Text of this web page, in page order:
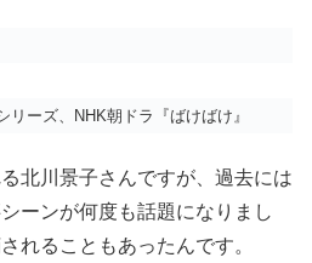
リーズ、NHK朝ドラ『ばけばけ』
北川景子さんですが、過去には
ーンが何度も話題になりまし
れることもあったんです。